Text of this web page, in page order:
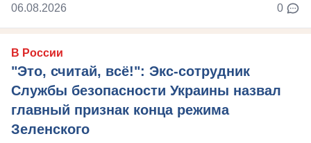
06.08.2026 0
В России
"Это, считай, всё!": Экс-сотрудник
Службы безопасности Украины назвал
главный признак конца режима
Зеленского